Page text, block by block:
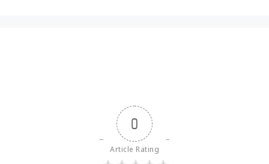
0
Article Rating